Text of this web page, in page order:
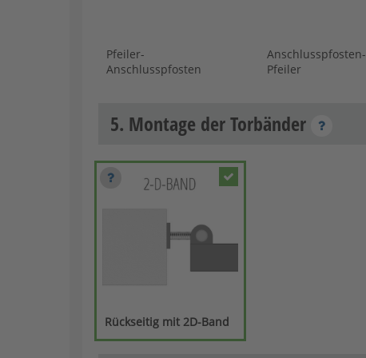
Pfeiler-
Anschlusspfosten
Anschlusspfosten-
Pfeiler
5. Montage der Torbänder
Rückseitig mit 2D-Band